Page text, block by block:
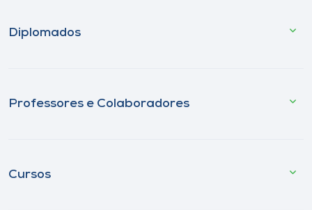
Diplomados
Professores e Colaboradores
Cursos